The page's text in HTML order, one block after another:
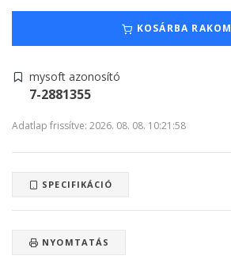
KOSÁRBA RAKOM
mysoft azonosító
7-2881355
Adatlap frissítve: 2026. 08. 08. 10:21:58
SPECIFIKÁCIÓ
NYOMTATÁS